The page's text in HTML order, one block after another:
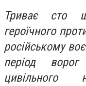
Триває сто
героїчного
російському
період